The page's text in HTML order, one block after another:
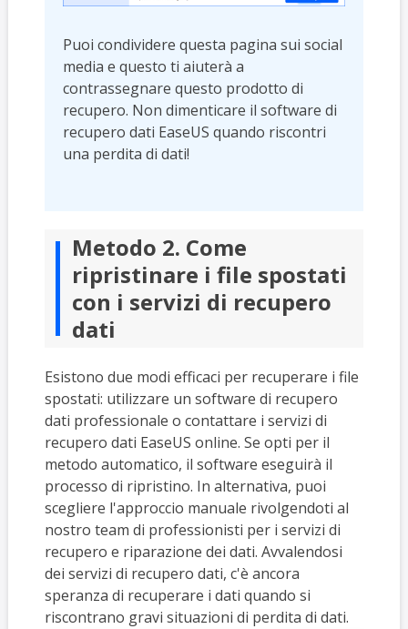
Puoi condividere questa pagina sui social
media e questo ti aiuterà a
contrassegnare questo prodotto di
recupero. Non dimenticare il software di
recupero dati EaseUS quando riscontri
una perdita di dati!
Metodo 2. Come
ripristinare i file spostati
con i servizi di recupero
dati
Esistono due modi efficaci per recuperare i file
spostati: utilizzare un software di recupero
dati professionale o contattare i servizi di
recupero dati EaseUS online. Se opti per il
metodo automatico, il software eseguirà il
processo di ripristino. In alternativa, puoi
scegliere l'approccio manuale rivolgendoti al
nostro team di professionisti per i servizi di
recupero e riparazione dei dati. Avvalendosi
dei servizi di recupero dati, c'è ancora
speranza di recuperare i dati quando si
riscontrano gravi situazioni di perdita di dati.